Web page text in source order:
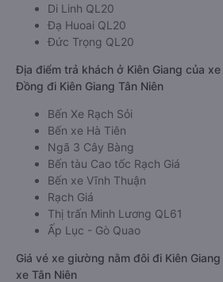
Di Linh QL20
Đạ Huoai QL20
Đức Trọng QL20
Địa điểm trả khách ở Kiên Giang của
Đồng đi Kiên Giang Tân Niên
Bến Xe Rạch Sỏi
Bến xe Hà Tiên
Ngã 3 Cây Bàng
Bến tàu Cao tốc Rạch Giá
Bến xe Vĩnh Thuận
Rạch Giá
Thị trấn Minh Lương QL61
Ấp Lục - Gò Quao
Giá vé xe giường nằm đôi đi Kiên
xe Tân Niên